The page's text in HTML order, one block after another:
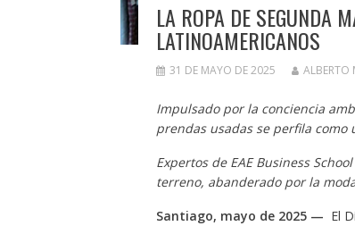
LA ROPA DE SEGUNDA
LATINOAMERICANOS
31 DE MAYO DE 2025 ALBERTO
Impulsado por la conciencia
prendas usadas se perfila como
Expertos de EAE Business
terreno, abanderado por la
Santiago, mayo de 2025 — El